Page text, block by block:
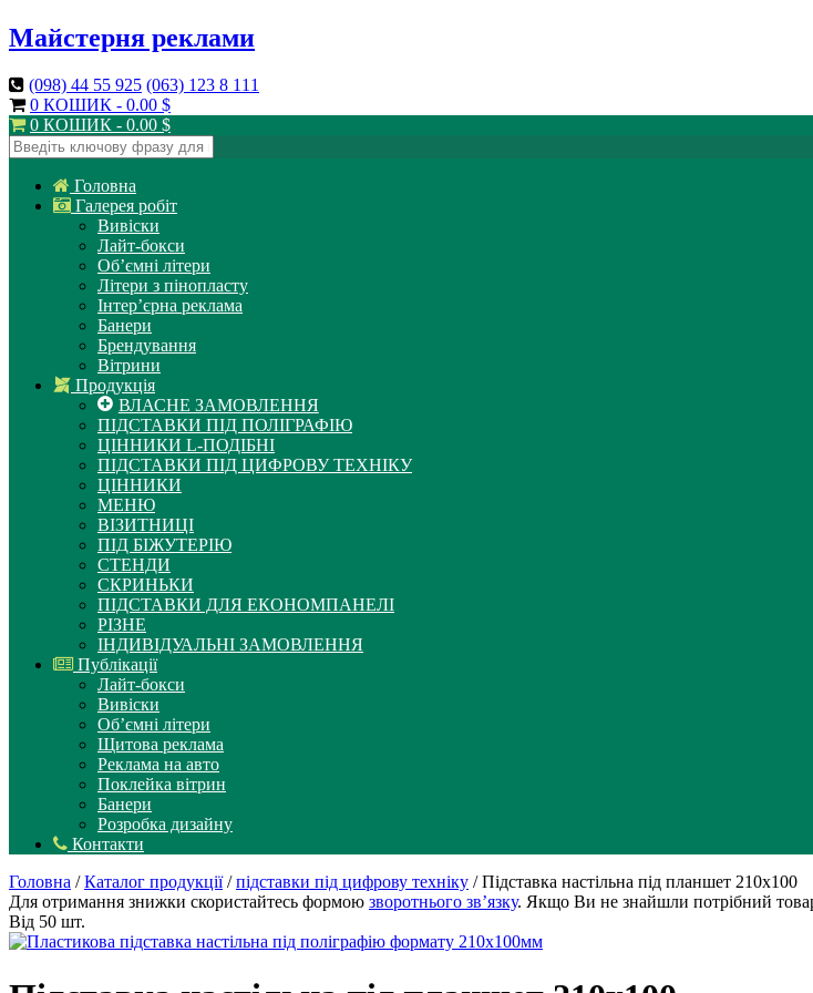
Майстерня реклами
(098) 44 55 925 (063) 123 8 111
0 КОШИК - 0.00 $
0 КОШИК - 0.00 $
Головна
Галерея робіт
Вивіски
Лайт-бокси
Об’ємні літери
Літери з пінопласту
Інтер’єрна реклама
Банери
Брендування
Вітрини
Продукція
ВЛАСНЕ ЗАМОВЛЕННЯ
ПІДСТАВКИ ПІД ПОЛІГРАФІЮ
ЦІННИКИ L-ПОДІБНІ
ПІДСТАВКИ ПІД ЦИФРОВУ ТЕХНІКУ
ЦІННИКИ
МЕНЮ
ВІЗИТНИЦІ
ПІД БІЖУТЕРІЮ
СТЕНДИ
СКРИНЬКИ
ПІДСТАВКИ ДЛЯ ЕКОНОМПАНЕЛІ
РІЗНЕ
ІНДИВІДУАЛЬНІ ЗАМОВЛЕННЯ
Публікації
Лайт-бокси
Вивіски
Об’ємні літери
Щитова реклама
Реклама на авто
Поклейка вітрин
Банери
Розробка дизайну
Контакти
Головна /Каталог продукції/підставки під цифрову техніку / Підставка настільна під планшет 210х100
Для отримання знижки скористайтесь формою зворотнього зв’язку. Якщо Ви не знайшли потрібний
Від 50 шт.